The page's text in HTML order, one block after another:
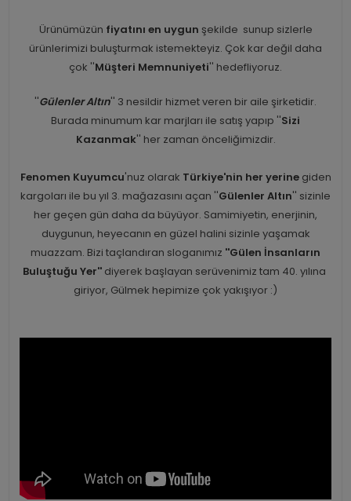
Ürünümüzün fiyatını en uygun şekilde sunup sizlerle
ürünlerimizi buluşturmak istemekteyiz. Çok kar değil daha
çok ''Müşteri Memnuniyeti'' hedefliyoruz.
''Gülenler Altın'' 3 nesildir hizmet veren bir aile şirketidir.
Burada minumum kar marjları ile satış yapıp ''Sizi
Kazanmak'' her zaman önceliğimizdir.
Fenomen Kuyumcu'nuz olarak Türkiye'nin her yerinegiden
kargoları ile bu yıl 3. mağazasını açan ''Gülenler Altın'' sizinle
her geçen gün daha da büyüyor. Samimiyetin, enerjinin,
duygunun, heyecanın en güzel halini sizinle yaşamak
muazzam. Bizi taçlandıran sloganımız ''Gülen İnsanların
Buluştuğu Yer'' diyerek başlayan serüvenimiz tam 40. yılına
giriyor, Gülmek hepimize çok yakışıyor :)